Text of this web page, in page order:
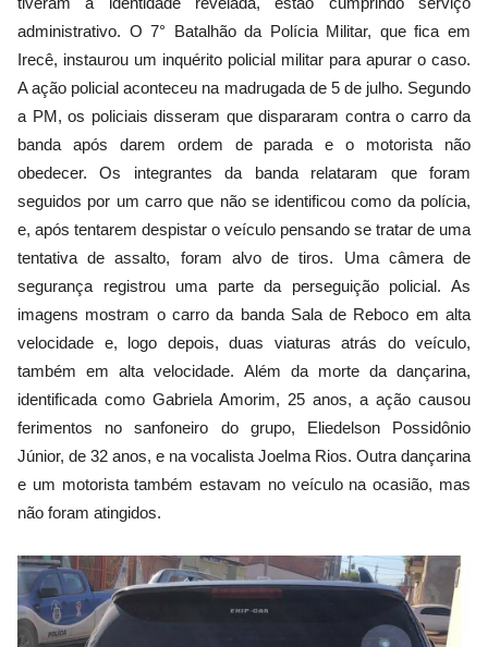
administrativo. O 7° Batalhão da Polícia Militar, que fica em
Irecê, instaurou um inquérito policial militar para apurar o caso.
A ação policial aconteceu na madrugada de 5 de julho. Segundo
a PM, os policiais disseram que dispararam contra o carro da
banda após darem ordem de parada e o motorista não
obedecer. Os integrantes da banda relataram que foram
seguidos por um carro que não se identificou como da polícia,
e, após tentarem despistar o veículo pensando se tratar de uma
tentativa de assalto, foram alvo de tiros. Uma câmera de
segurança registrou uma parte da perseguição policial. As
imagens mostram o carro da banda Sala de Reboco em alta
velocidade e, logo depois, duas viaturas atrás do veículo,
também em alta velocidade. Além da morte da dançarina,
identificada como Gabriela Amorim, 25 anos, a ação causou
ferimentos no sanfoneiro do grupo, Eliedelson Possidônio
Júnior, de 32 anos, e na vocalista Joelma Rios. Outra dançarina
e um motorista também estavam no veículo na ocasião, mas
não foram atingidos.